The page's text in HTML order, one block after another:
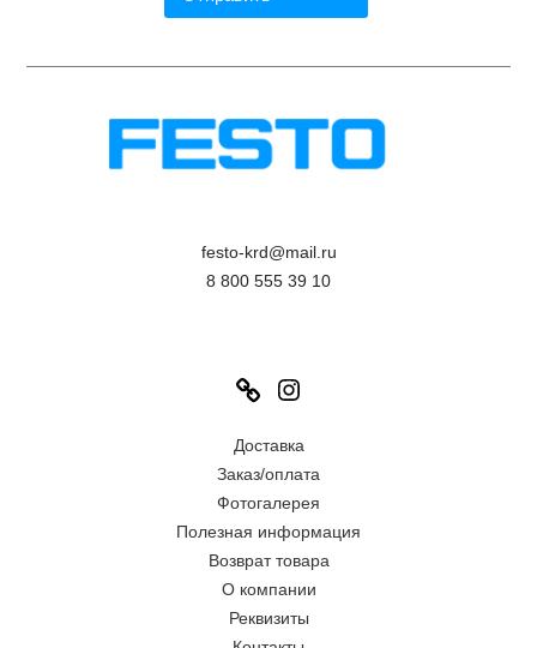
festo-krd@mail.ru
8 800 555 39 10
Link
Доставка
Заказ/оплата
Фотогалерея
Полезная информация
Возврат товара
О компании
Реквизиты